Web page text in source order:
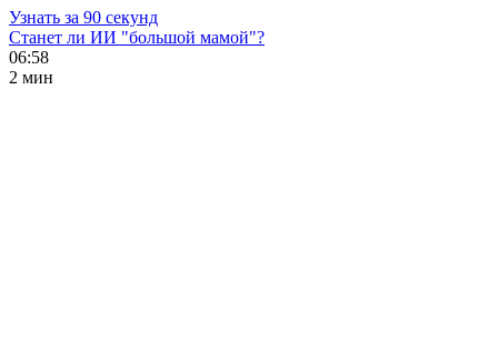
Узнать за 90 секунд
Станет ли ИИ "большой мамой"?
06:58
2 мин